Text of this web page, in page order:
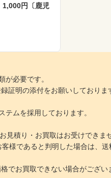
円〔鹿児
が必要です。
証明の添付をお願いしておりま
テムを採用しております。
見積り・お買取はお受けできま
様であると判明した場合は、
でお買取できない場合がござ